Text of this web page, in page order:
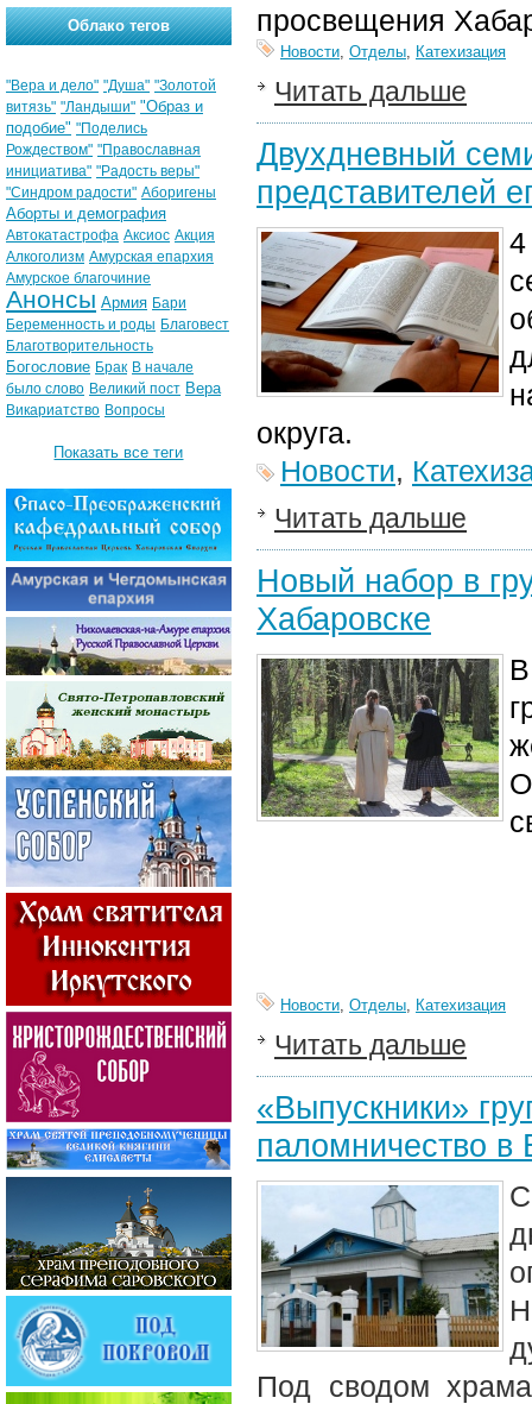
просвещения
Новости, Отделы, Катехизация
Читать дальше
Двухдневный
представителей
4
округа.
Новости,
Читать дальше
Новый набор в
Хабаровске
Новости, Отделы, Катехизация
Читать дальше
«Выпускники»
паломничество в
Под сводом
Облако тегов
"Вера и дело" "Душа" "Золотой
витязь" "Ландыши" "Образ и
подобие" "Поделись
Рождеством" "Православная
инициатива" "Радость веры"
"Синдром радости" Аборигены
Аборты и демография
Автокатастрофа Аксиос Акция
Алкоголизм Амурская епархия
Амурское благочиние
Анонсы Армия Бари
Беременность и роды Благовест
Благотворительность
Богословие Брак В начале
было слово Великий пост Вера
Викариатство Вопросы
Показать все теги